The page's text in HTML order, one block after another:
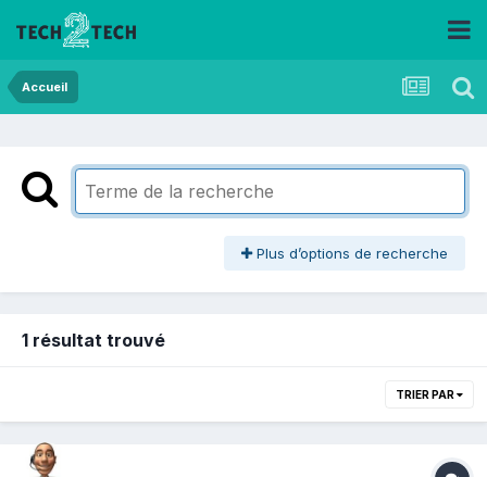
Accueil
Plus d’options de recherche
1 résultat trouvé
TRIER PAR